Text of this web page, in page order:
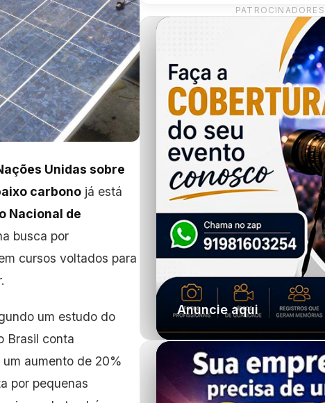
Unidas sobre
carbono já está
Nacional de
busca por
cursos voltados para
um estudo do
Brasil conta
aumento de 20%
por pequenas
PATROCINADORES
Anuncie aqui